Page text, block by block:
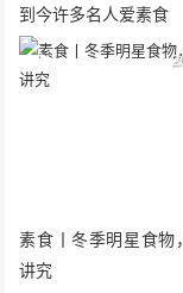
到今许多名人爱素食
素食丨冬季明星食物
讲究